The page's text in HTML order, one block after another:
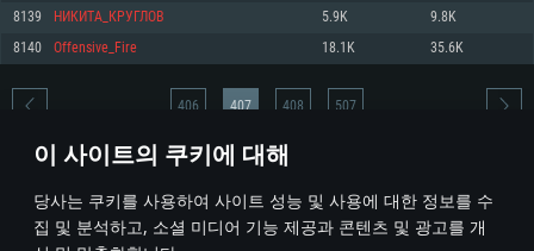
이 사이트의 쿠키에 대해
당사는 쿠키를 사용하여 사이트 성능 및 사용에 대한 정보를 수
집 및 분석하고, 소셜 미디어 기능 제공과 콘텐츠 및 광고를 개
570 혹은 그 이상
여유 저장 공간: 62.2 GB (전체 클라이언트)
네트워크: 브로드밴드 인터넷
여유 저장 공간: 62.2 GB (전체 클라이언트)
메모리: 16 GB
그래픽 카드: Vulkan 을 지원하고, 최신 그래픽 드라이버를 지원하는 NVIDIA
1060 (6개월 미만) 혹은 그와 동급의 성능을 가지며 최신 그래픽 드라이버를
지원하는 AMD RX 570 (6개월 미만; 최소사양 지원 해상도 720p) 이상
여유 저장 공간: 62.2 GB (전체 클라이언트)
8139 НИКИТА_КРУГЛОВ 5.9K 9.8K
8140 Offensive_Fire 18.1K 35.6K
* 순위표는 매일 1회 갱신됩니다
406 407 408 507